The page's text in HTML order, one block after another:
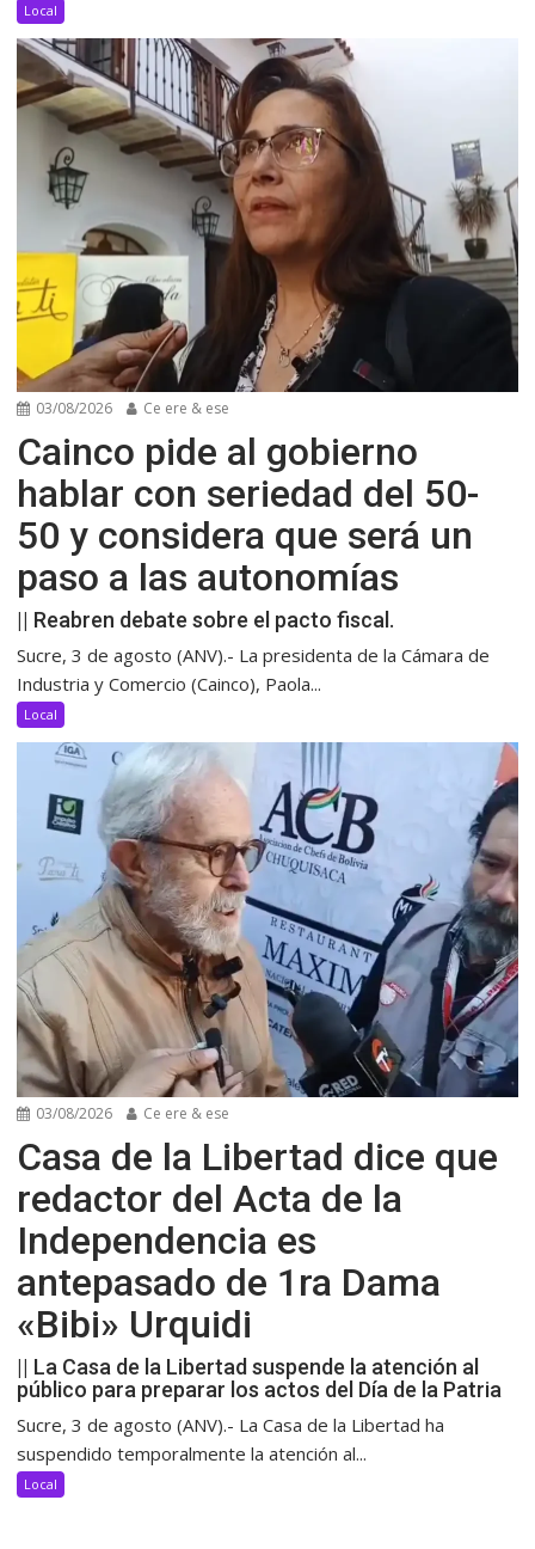
Local
03/08/2026 Ce ere & ese
Cainco pide al gobierno
hablar con seriedad del 50-
50 y considera que será un
paso a las autonomías
|| Reabren debate sobre el pacto fiscal.
Sucre, 3 de agosto (ANV).- La presidenta de la Cámara de
Industria y Comercio (Cainco), Paola...
Local
03/08/2026 Ce ere & ese
Casa de la Libertad dice que
redactor del Acta de la
Independencia es
antepasado de 1ra Dama
«Bibi» Urquidi
|| La Casa de la Libertad suspende la atención al
público para preparar los actos del Día de la Patria
Sucre, 3 de agosto (ANV).- La Casa de la Libertad ha
suspendido temporalmente la atención al...
Local